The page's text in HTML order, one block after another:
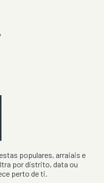
populares, arraiais e
por distrito, data ou
perto de ti.